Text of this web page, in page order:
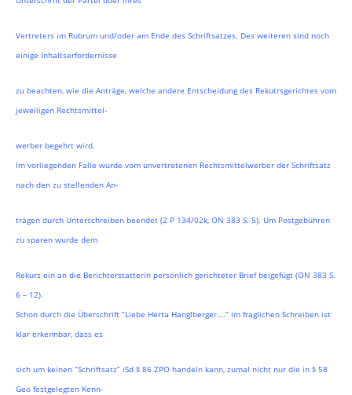
Vertreters im Rubrum und/oder am Ende des Schriftsatzes. Des weiteren sind noch
einige Inhaltserfordernisse
zu beachten, wie die Anträge, welche andere Entscheidung des Rekutrsgerichtes vom
jeweiligen Rechtsmittel-
werber begehrt wird.
Im vorliegenden Falle wurde vom unvertretenen Rechtsmittelwerber der Schriftsatz
nach den zu stellenden An-
trägen durch Unterschreiben beendet (2 P 134/02k, ON 383 S. 5). Um Postgebühren
zu sparen wurde dem
Rekurs ein an die Berichterstatterin persönlich gerichteter Brief beigefügt (ON 383 S.
6 – 12).
Schon durch die Überschrift “Liebe Herta Hanglberger….” im fraglichen Schreiben ist
klar erkennbar, dass es
sich um keinen “Schriftsatz” iSd § 86 ZPO handeln kann, zumal nicht nur die in § 58
Geo festgelegten Kenn-